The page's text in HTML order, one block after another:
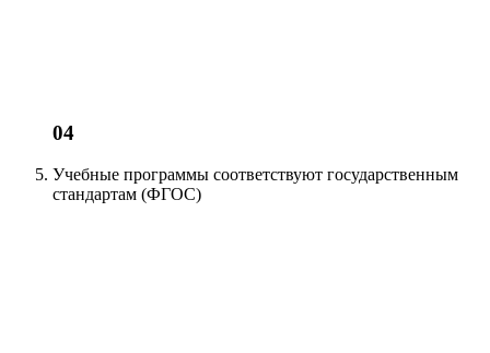
04
Учебные программы соответствуют государственным
стандартам (ФГОС)